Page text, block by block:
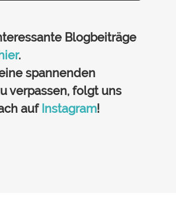
Blogbeiträge
.
spannenden
verpassen, folgt uns
auf Instagram!